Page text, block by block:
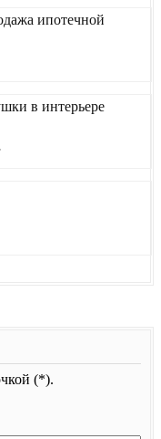
ипотечной
в интерьере
(*).